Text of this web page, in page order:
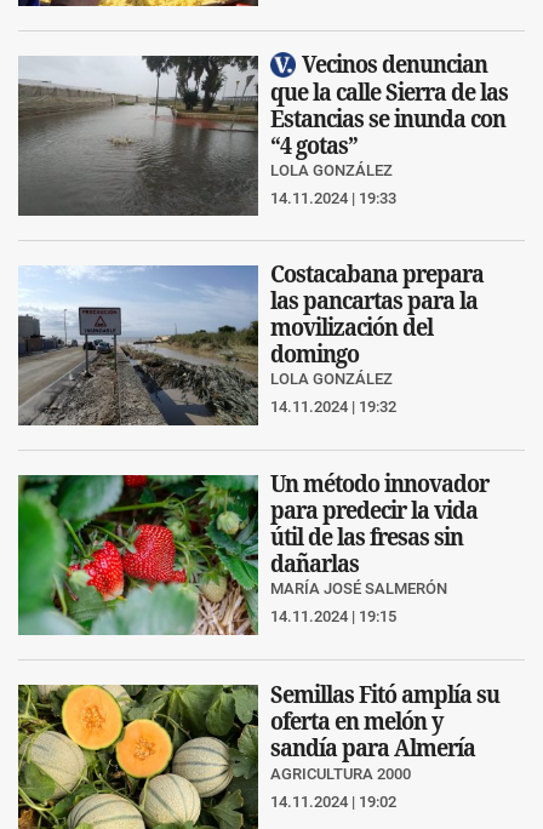
Vecinos denuncian
que la calle Sierra de las
Estancias se inunda con
“4 gotas”
LOLA GONZÁLEZ
14.11.2024 | 19:33
Costacabana prepara
las pancartas para la
movilización del
domingo
LOLA GONZÁLEZ
14.11.2024 | 19:32
Un método innovador
para predecir la vida
útil de las fresas sin
dañarlas
MARÍA JOSÉ SALMERÓN
14.11.2024 | 19:15
Semillas Fitó amplía su
oferta en melón y
sandía para Almería
AGRICULTURA 2000
14.11.2024 | 19:02